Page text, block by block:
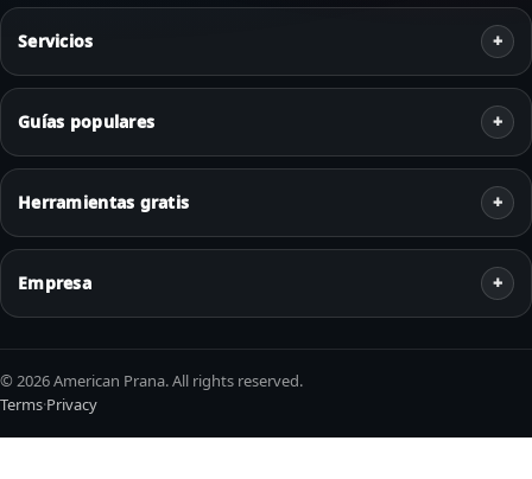
Servicios
Guías populares
Herramientas gratis
Empresa
© 2026 American Prana. All rights reserved.
Terms·Privacy